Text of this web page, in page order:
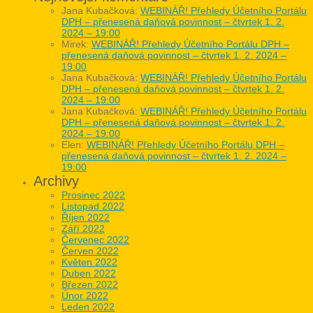
Jana Kubačková: WEBINÁŘ! Přehledy Účetního Portálu
DPH – přenesená daňová povinnost – čtvrtek 1. 2.
2024 – 19:00
Mirek: WEBINÁŘ! Přehledy Účetního Portálu DPH –
přenesená daňová povinnost – čtvrtek 1. 2. 2024 –
19:00
Jana Kubačková: WEBINÁŘ! Přehledy Účetního Portálu
DPH – přenesená daňová povinnost – čtvrtek 1. 2.
2024 – 19:00
Jana Kubačková: WEBINÁŘ! Přehledy Účetního Portálu
DPH – přenesená daňová povinnost – čtvrtek 1. 2.
2024 – 19:00
Elen: WEBINÁŘ! Přehledy Účetního Portálu DPH –
přenesená daňová povinnost – čtvrtek 1. 2. 2024 –
19:00
Archivy
Prosinec 2022
Listopad 2022
Říjen 2022
Září 2022
Červenec 2022
Červen 2022
Květen 2022
Duben 2022
Březen 2022
Únor 2022
Leden 2022